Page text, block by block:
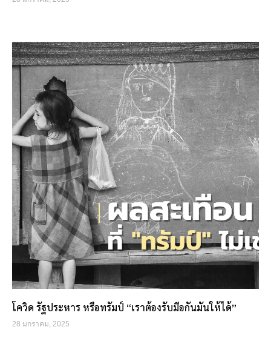
โควิด รัฐประหาร หรือทรัมป์ “เราต้องรับมือกันมันให้ได้”
28 มกราคม, 2025